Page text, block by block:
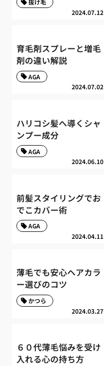
2024.07.12
抜け毛
育毛剤スプレーと増毛
剤の違い解説
2024.07.02
AGA
ハリコシ髪へ導くシャ
ンプー成分
2024.06.10
AGA
前髪スタイリングでお
でこカバー術
2024.04.11
AGA
薄毛でも安心ヘアカラ
ー選びのコツ
2024.03.27
かつら
６０代薄毛悩みを受け
入れる心の持ち方